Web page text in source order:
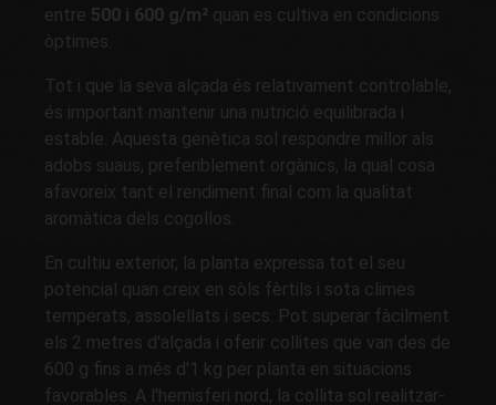
entre 500 i 600 g/m² quan es cultiva en condicions
òptimes.
Tot i que la seva alçada és relativament controlable,
és important mantenir una nutrició equilibrada i
estable. Aquesta genètica sol respondre millor als
adobs suaus, preferiblement orgànics, la qual cosa
afavoreix tant el rendiment final com la qualitat
aromàtica dels cogollos.
En cultiu exterior, la planta expressa tot el seu
potencial quan creix en sòls fèrtils i sota climes
temperats, assolellats i secs. Pot superar fàcilment
els 2 metres d'alçada i oferir collites que van des de
600 g fins a més d'1 kg per planta en situacions
favorables. A l'hemisferi nord, la collita sol realitzar-